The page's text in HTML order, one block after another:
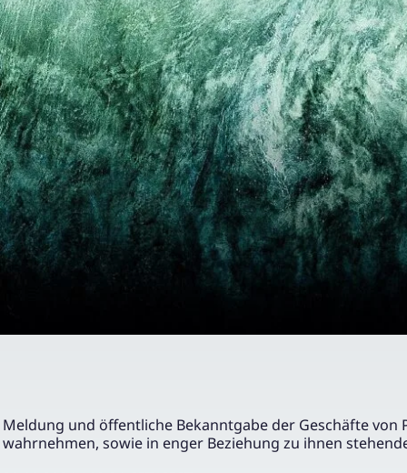
Meldung und öffentliche Bekanntgabe der Geschäfte von
wahrnehmen, sowie in enger Beziehung zu ihnen